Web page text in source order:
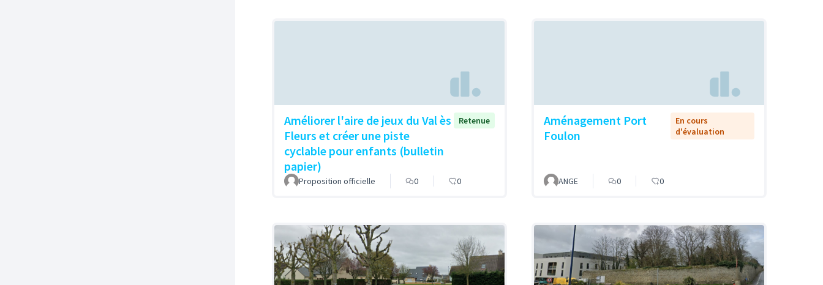
Améliorer l'aire de jeux du Val ès
Fleurs et créer une piste
cyclable pour enfants (bulletin
papier)
Retenue
Proposition officielle 0 0
Aménagement Port
Foulon
En cours
d'évaluation
ANGE 0 0